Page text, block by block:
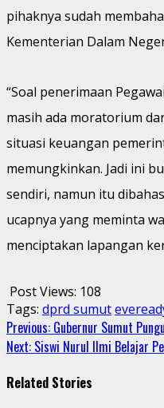
pihaknya sudah
Kementerian Dalam
“Soal penerimaan
masih ada moratorium
situasi keuangan
memungkinkan. Jadi ini
sendiri, namun itu
ucapnya yang meminta
menciptakan lapangan
Post Views: 108
Tags: dprd sumut
Continue
Reading
Previous: Gubernur Sumut
Next: Siswi Nurul Ilmi Belajar
Related Stories